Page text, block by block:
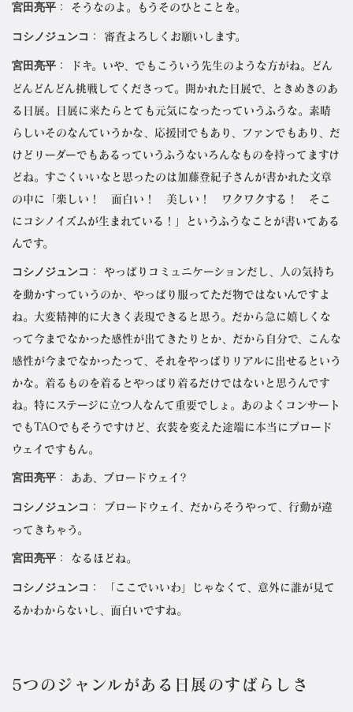
宮田亮平 ： そうなのよ。もうそのひとことを。
コシノジュンコ ： 審査よろしくお願いします。
宮田亮平 ： ドキ。いや、でもこういう先生のような方がね。どん
どんどんどん挑戦してくださって。開かれた日展で、ときめきのあ
る日展。日展に来たらとても元気になったっていうふうな。素晴
らしいそのなんていうかな、応援団でもあり、ファンでもあり、だ
けどリーダーでもあるっていうふうないろんなものを持ってますけ
どね。すごくいいなと思ったのは加藤登紀子さんが書かれた文章
の中に「楽しい！ 面白い！ 美しい！ ワクワクする！ そこ
にコシノイズムが生まれている！」というふうなことが書いてある
んです。
コシノジュンコ ： やっぱりコミュニケーションだし、人の気持ち
を動かすっていうのか、やっぱり服ってただ物ではないんですよ
ね。大変精神的に大きく表現できると思う。だから急に嬉しくな
って今までなかった感性が出てきたりとか、だから自分で、こんな
感性が今までなかったって、それをやっぱりリアルに出せるという
かな。着るものを着るとやっぱり着るだけではないと思うんです
ね。特にステージに立つ人なんて重要でしょ。あのよくコンサート
でもTAOでもそうですけど、衣装を変えた途端に本当にブロード
ウェイですもん。
宮田亮平 ： ああ、ブロードウェイ?
コシノジュンコ ： ブロードウェイ、だからそうやって、行動が違
ってきちゃう。
宮田亮平 ： なるほどね。
コシノジュンコ ： 「ここでいいわ」じゃなくて、意外に誰が見て
るかわからないし、面白いですね。
5つのジャンルがある日展のすばらしさ